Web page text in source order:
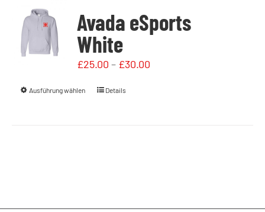
Avada eSports
White
£25.00 – £30.00
Ausführung wählen Details